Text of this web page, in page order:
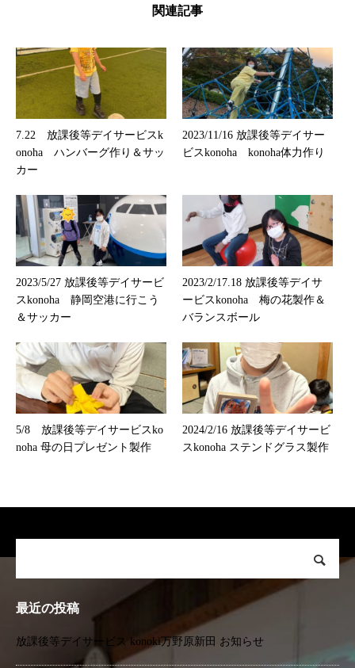
関連記事
7.22 放課後等デイサービスk
onoha ハンバーグ作り＆サッ
カー
2023/11/16 放課後等デイサー
ビスkonoha konoha体力作り
2023/5/27 放課後等デイサービ
スkonoha 静岡空港に行こう
＆サッカー
2023/2/17.18 放課後等デイサ
ービスkonoha 梅の花製作＆
バランスボール
5/8 放課後等デイサービスko
noha 母の日プレゼント製作
2024/2/16 放課後等デイサービ
スkonoha ステンドグラス製作
最近の投稿
放課後等デイサービス konoki万野原新田 お知らせ